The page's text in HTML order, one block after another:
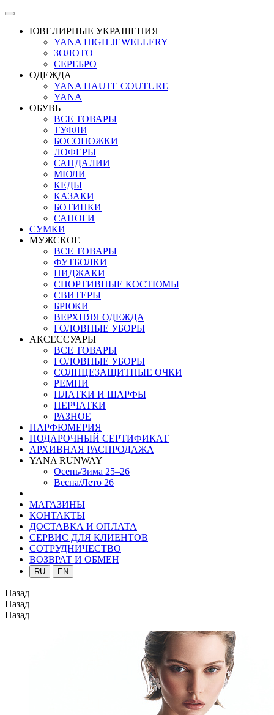
ЮВЕЛИРНЫЕ УКРАШЕНИЯ
YANA HIGH JEWELLERY
ЗОЛОТО
СЕРЕБРО
ОДЕЖДА
YANA HAUTE COUTURE
YANA
ОБУВЬ
ВСЕ ТОВАРЫ
ТУФЛИ
БОСОНОЖКИ
ЛОФЕРЫ
САНДАЛИИ
МЮЛИ
КЕДЫ
КАЗАКИ
БОТИНКИ
САПОГИ
СУМКИ
МУЖСКОЕ
ВСЕ ТОВАРЫ
ФУТБОЛКИ
ПИДЖАКИ
СПОРТИВНЫЕ КОСТЮМЫ
СВИТЕРЫ
БРЮКИ
ВЕРХНЯЯ ОДЕЖДА
ГОЛОВНЫЕ УБОРЫ
АКСЕССУАРЫ
ВСЕ ТОВАРЫ
ГОЛОВНЫЕ УБОРЫ
СОЛНЦЕЗАЩИТНЫЕ ОЧКИ
РЕМНИ
ПЛАТКИ И ШАРФЫ
ПЕРЧАТКИ
РАЗНОЕ
ПАРФЮМЕРИЯ
ПОДАРОЧНЫЙ СЕРТИФИКАТ
АРХИВНАЯ РАСПРОДАЖА
YANA RUNWAY
Осень/Зима 25–26
Весна/Лето 26
МАГАЗИНЫ
КОНТАКТЫ
ДОСТАВКА И ОПЛАТА
СЕРВИС ДЛЯ КЛИЕНТОВ
СОТРУДНИЧЕСТВО
ВОЗВРАТ И ОБМЕН
RU EN
Назад
Назад
Назад